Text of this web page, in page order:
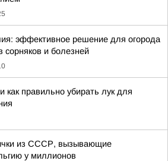
эффективное решение для огорода
сорняков и болезней
как правильно убирать лук для
из СССР, вызывающие
у миллионов